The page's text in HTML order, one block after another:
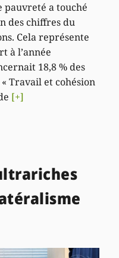
pauvreté a touché
des chiffres du
Cela représente
à l’année
18,8 % des
Travail et cohésion
[+]